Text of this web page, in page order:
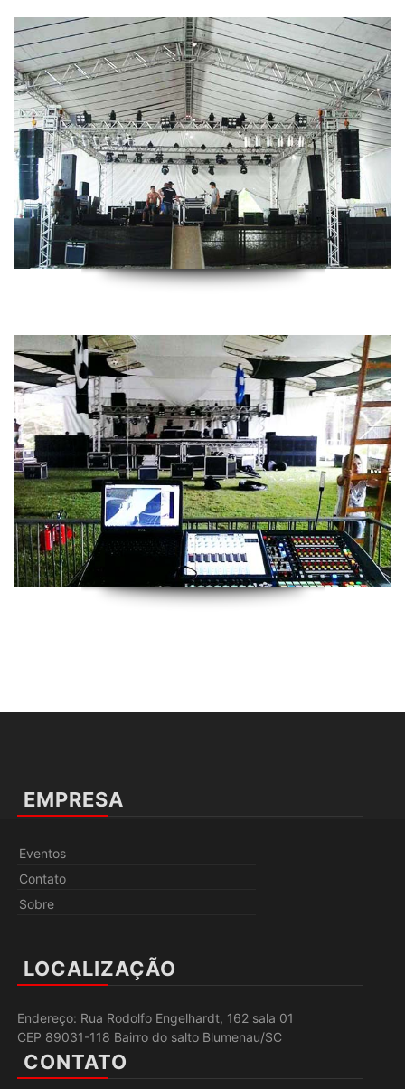
EMPRESA
Eventos
Contato
Sobre
LOCALIZAÇÃO
Endereço: Rua Rodolfo Engelhardt, 162 sala 01
CEP 89031-118 Bairro do salto Blumenau/SC
CONTATO